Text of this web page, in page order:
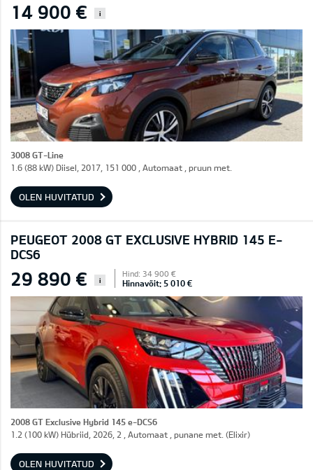
14 900 € i
3008 GT-Line
1.6 (88 kW) Diisel, 2017, 151 000 , Automaat , pruun met.
OLEN HUVITATUD
PEUGEOT 2008 GT EXCLUSIVE HYBRID 145 E-
DCS6
29 890 € i
Hind: 34 900 €
Hinnavõit: 5 010 €
2008 GT Exclusive Hybrid 145 e-DCS6
1.2 (100 kW) Hübriid, 2026, 2 , Automaat , punane met. (Elixir)
OLEN HUVITATUD